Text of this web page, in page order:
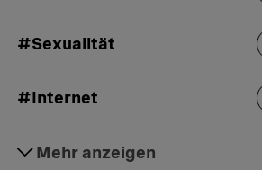
#Sexualität
#Internet
Mehr anzeigen
#Seitensprung